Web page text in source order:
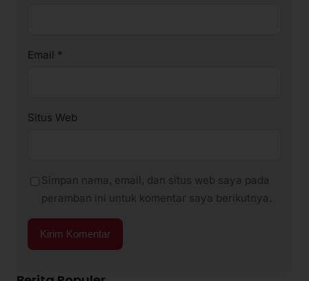
Email *
Situs Web
Simpan nama, email, dan situs web saya pada
peramban ini untuk komentar saya berikutnya.